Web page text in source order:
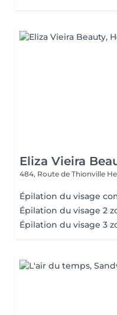
Eliza Vieira
484, Route de Thionville
Épilation du visage
Épilation du visage 2
Épilation du visage 3